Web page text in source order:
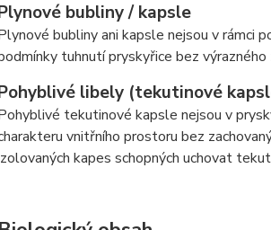
bubliny / kapsle
bubliny ani kapsle nejsou v rámci
tuhnutí pryskyřice bez
libely (tekutinové
tekutinové kapsle nejsou v
vnitřního prostoru bez
kapes schopných uchovat